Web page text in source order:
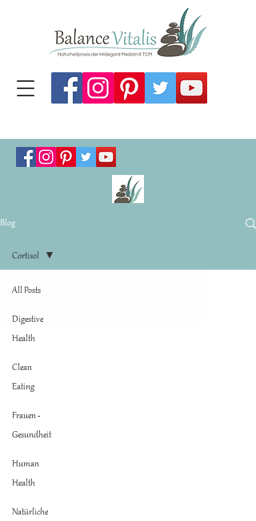
Blog
All Posts
Digestive
Health
Clean
Eating
Frauen -
Gesundheit
Human
Health
Natürliche
Cortisol